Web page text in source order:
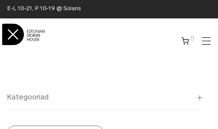
E-L 10-21, P 10-19 @ Solaris
0
Kategooriad
Kõik